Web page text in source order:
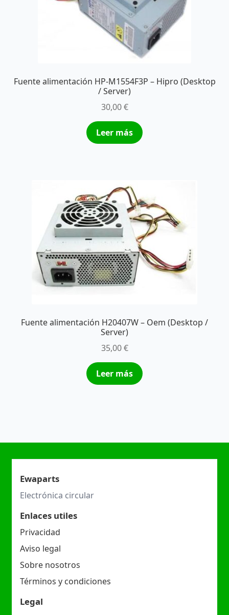
Fuente alimentación HP-M1554F3P – Hipro (Desktop
/ Server)
30,00€
Leer más
Fuente alimentación H20407W – Oem (Desktop /
Server)
35,00€
Leer más
Ewaparts
Electrónica circular
Enlaces utiles
Privacidad
Aviso legal
Sobre nosotros
Términos y condiciones
Legal